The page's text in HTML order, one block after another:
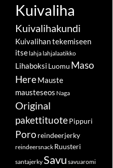
Kuivaliha
Kuivalihakundi
Kuivalihan tekemiseen
itse lahja lahjalaatikko
Lihaboksi Luomu Maso
HereMauste
mausteseos Naga
Original
pakettituotePippuri
Poro reindeerjerky
reindeersnack Ruusteri
santajerkySavu savuaromi